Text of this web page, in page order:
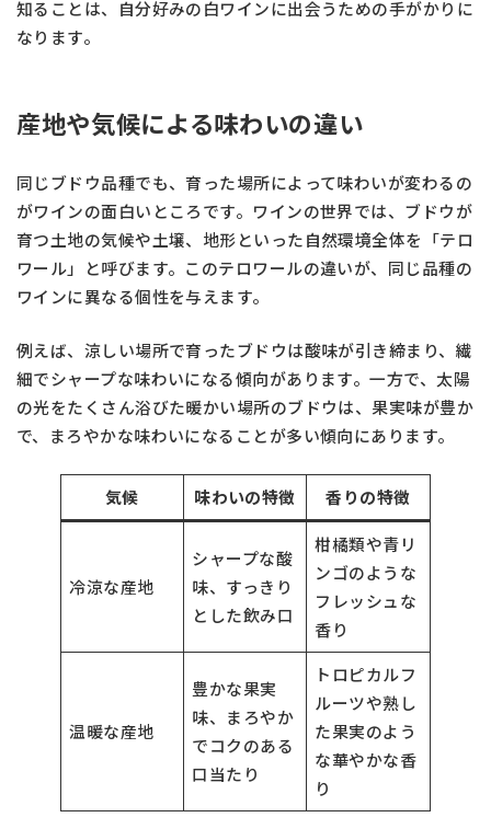
知ることは、自分好みの白ワインに出会うための手がかりに
なります。
産地や気候による味わいの違い
同じブドウ品種でも、育った場所によって味わいが変わるの
がワインの面白いところです。ワインの世界では、ブドウが
育つ土地の気候や土壌、地形といった自然環境全体を「テロ
ワール」と呼びます。このテロワールの違いが、同じ品種の
ワインに異なる個性を与えます。
例えば、涼しい場所で育ったブドウは酸味が引き締まり、繊
細でシャープな味わいになる傾向があります。一方で、太陽
の光をたくさん浴びた暖かい場所のブドウは、果実味が豊か
で、まろやかな味わいになることが多い傾向にあります。
気候 味わいの特徴 香りの特徴
冷涼な産地
シャープな酸
味、すっきり
とした飲み口
柑橘類や青リ
ンゴのような
フレッシュな
香り
温暖な産地
豊かな果実
味、まろやか
でコクのある
口当たり
トロピカルフ
ルーツや熟し
た果実のよう
な華やかな香
り